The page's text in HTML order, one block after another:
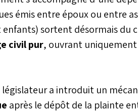
émis entre époux ou entre
sortent désormais du
civil pur, ouvrant
a introduit un
après le dépôt de la plainte